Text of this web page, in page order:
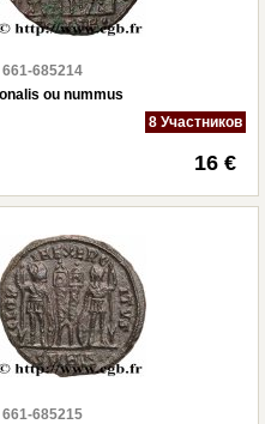
661-685214
ou nummus
8 Участников
16 €
661-685215